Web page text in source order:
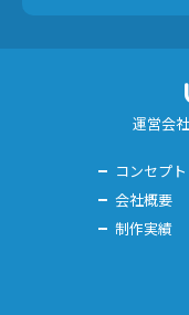
運営会
コンセプト
会社概要
制作実績